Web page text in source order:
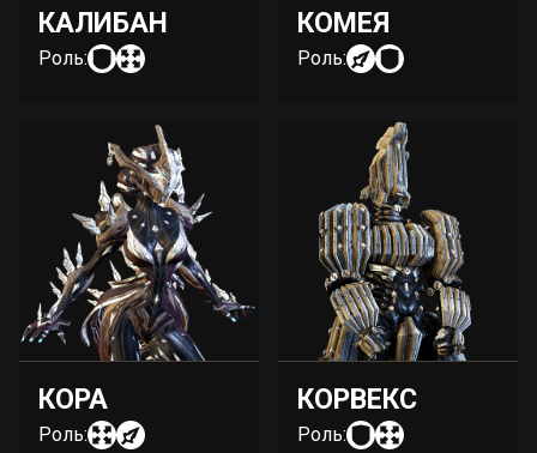
КАЛИБАН
Роль:
КОМЕЯ
Роль:
КОРА
Роль:
КОРВЕКС
Роль: